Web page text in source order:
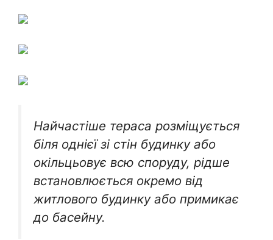
Найчастіше тераса розміщується
біля однієї зі стін будинку або
окільцьовує всю споруду, рідше
встановлюється окремо від
житлового будинку або примикає
до басейну.